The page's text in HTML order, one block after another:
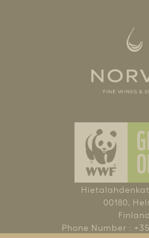
00180,
Finland
Phone Number :